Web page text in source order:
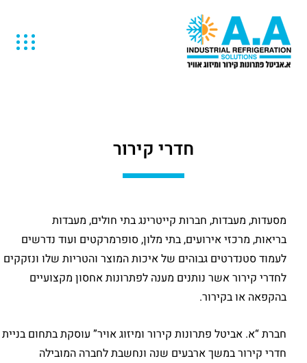
חדרי קירור
מסעדות, מעבדות, חברות קייטרינג בתי חולים, מעבדות
בריאות, מרכזי אירועים, בתי מלון, סופרמרקטים ועוד נדרשים
לעמוד סטנדרטים גבוהים של איכות המוצר והטריות שלו ונזקקים
לחדרי קירור אשר נותנים מענה לפתרונות אחסון מקצועיים
בהקפאה או בקירור.
חברת “א. אביטל פתרונות קירור ומיזוג אויר” עוסקת בתחום בניית
חדרי קירור במשך ארבעים שנה ונחשבת לחברה המובילה